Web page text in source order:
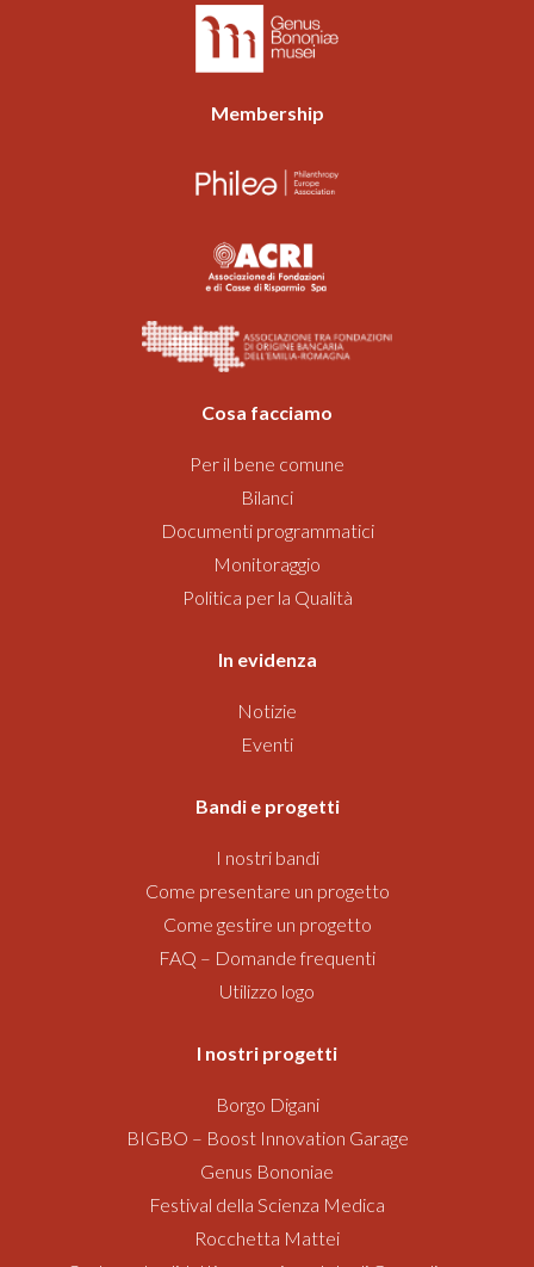
Membership
Cosa facciamo
Per il bene comune
Bilanci
Documenti programmatici
Monitoraggio
Politica per la Qualità
In evidenza
Notizie
Eventi
Bandi e progetti
I nostri bandi
Come presentare un progetto
Come gestire un progetto
FAQ – Domande frequenti
Utilizzo logo
I nostri progetti
Borgo Digani
BIGBO – Boost Innovation Garage
Genus Bononiae
Festival della Scienza Medica
Rocchetta Mattei